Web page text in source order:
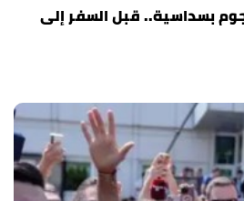
بسداسية.. قبل السفر إلى